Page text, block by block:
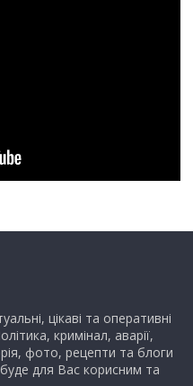
цікаві та оперативні
кримінал, аварії,
фото, рецепти та блоги
для Вас корисним та